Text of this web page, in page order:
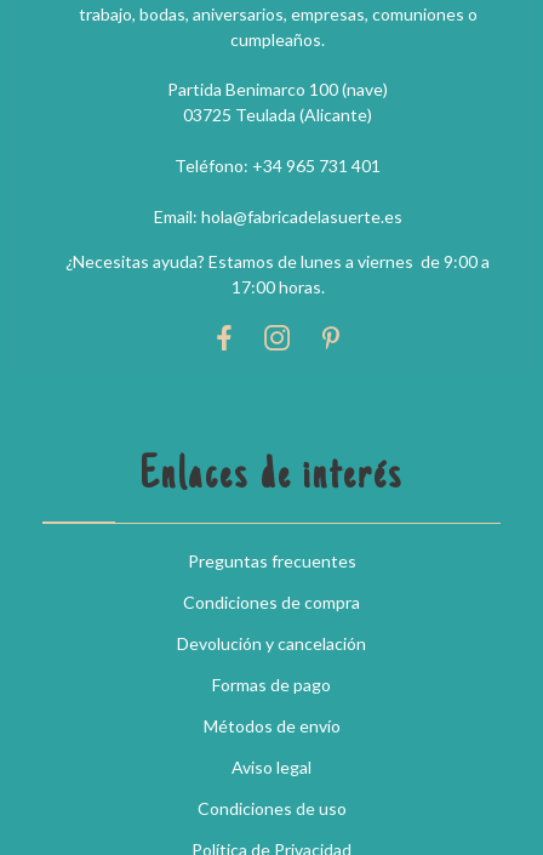
trabajo, bodas, aniversarios, empresas, comuniones o
cumpleaños.
Partida Benimarco 100 (nave)
03725 Teulada (Alicante)
Teléfono: +34 965 731 401
Email: hola@fabricadelasuerte.es
¿Necesitas ayuda? Estamos de lunes a viernes de 9:00 a
17:00 horas.
Enlaces de interés
Preguntas frecuentes
Condiciones de compra
Devolución y cancelación
Formas de pago
Métodos de envío
Aviso legal
Condiciones de uso
Política de Privacidad